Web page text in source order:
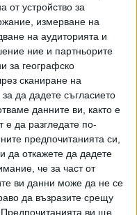
от устройство за
измерване на
на аудиторията и
ние и партньорите
за географско
сканиране на
да дадете съгласието
данните ви, както е
е да разгледате по-
предпочитанията си,
да откажете да дадете
че за част от
ви данни може да не се
да възразите срещу
ви ще
некой ден“ пасна
цивилизация”.
на живота и
художник, краевед и
Чудомир, който е
село Турия. „Чудото“ е
са се обръщали
му.
1903” в Павел баня
постановките
Драматичен театър